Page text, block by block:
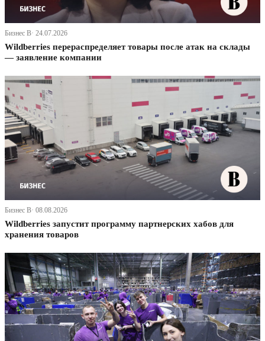
Бизнес В· 24.07.2026
Wildberries перераспределяет товары после атак на склады
— заявление компании
Бизнес В· 08.08.2026
Wildberries запустит программу партнерских хабов для
хранения товаров